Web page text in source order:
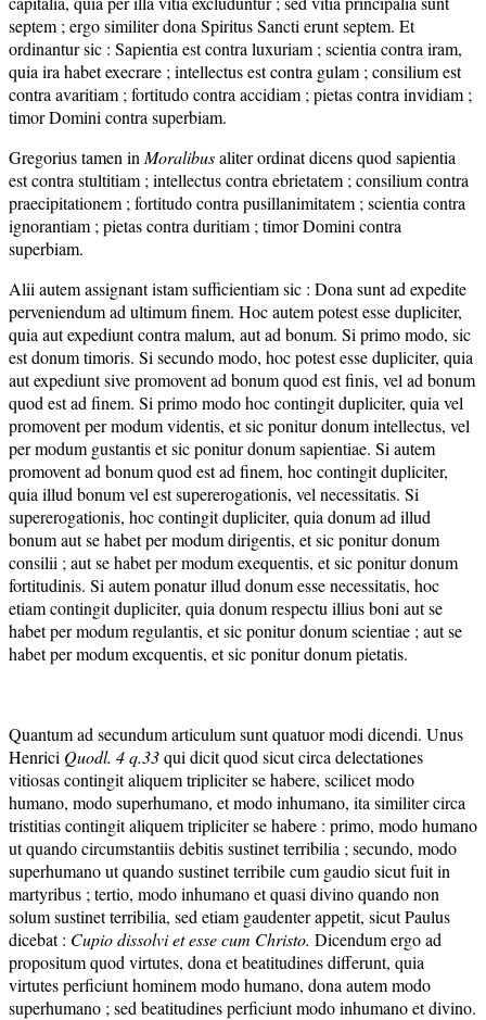
septem ; ergo similiter dona Spiritus Sancti erunt septem. Et
ordinantur sic : Sapientia est contra luxuriam ; scientia contra iram,
quia ira habet execrare ; intellectus est contra gulam ; consilium est
contra avaritiam ; fortitudo contra accidiam ; pietas contra invidiam ;
timor Domini contra superbiam.
Gregorius tamen in Moralibusaliter ordinat dicens quod sapientia
est contra stultitiam ; intellectus contra ebrietatem ; consilium contra
praecipitationem ; fortitudo contra pusillanimitatem ; scientia contra
ignorantiam ; pietas contra duritiam ; timor Domini contra
superbiam.
Alii autem assignant istam sufficientiam sic : Dona sunt ad expedite
perveniendum ad ultimum finem. Hoc autem potest esse dupliciter,
quia aut expediunt contra malum, aut ad bonum. Si primo modo, sic
est donum timoris. Si secundo modo, hoc potest esse dupliciter, quia
aut expediunt sive promovent ad bonum quod est finis, vel ad bonum
quod est ad finem. Si primo modo hoc contingit dupliciter, quia vel
promovent per modum videntis, et sic ponitur donum intellectus, vel
per modum gustantis et sic ponitur donum sapientiae. Si autem
promovent ad bonum quod est ad finem, hoc contingit dupliciter,
quia illud bonum vel est supererogationis, vel necessitatis. Si
supererogationis, hoc contingit dupliciter, quia donum ad illud
bonum aut se habet per modum dirigentis, et sic ponitur donum
consilii ; aut se habet per modum exequentis, et sic ponitur donum
fortitudinis. Si autem ponatur illud donum esse necessitatis, hoc
etiam contingit dupliciter, quia donum respectu illius boni aut se
habet per modum regulantis, et sic ponitur donum scientiae ; aut se
habet per modum excquentis, et sic ponitur donum pietatis.
Quantum ad secundum articulum sunt quatuor modi dicendi. Unus
Henrici Quodl. 4 q.33qui dicit quod sicut circa delectationes
vitiosas contingit aliquem tripliciter se habere, scilicet modo
humano, modo superhumano, et modo inhumano, ita similiter circa
tristitias contingit aliquem tripliciter se habere : primo, modo humano
ut quando circumstantiis debitis sustinet terribilia ; secundo, modo
superhumano ut quando sustinet terribile cum gaudio sicut fuit in
martyribus ; tertio, modo inhumano et quasi divino quando non
solum sustinet terribilia, sed etiam gaudenter appetit, sicut Paulus
dicebat : Cupio dissolvi et esse cum Christo. Dicendum ergo ad
propositum quod virtutes, dona et beatitudines differunt, quia
virtutes perficiunt hominem modo humano, dona autem modo
superhumano ; sed beatitudines perficiunt modo inhumano et divino.